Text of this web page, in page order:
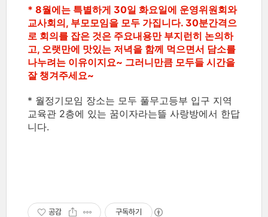
* 8월에는 특별하게 30일 화요일에 운영위원회와
교사회의, 부모모임을 모두 가집니다. 30분간격으
로 회의를 잡은 것은 주요내용만 부지런히 논의하
고, 오랫만에 맛있는 저녁을 함께 먹으면서 담소를
나누려는 이유이지요~ 그러니만큼 모두들 시간을
잘 챙겨주세요~
* 월정기모임 장소는 모두 풀무고등부 입구 지역
교육관 2층에 있는 꿈이자라는뜰 사랑방에서 한답
니다.
공감 구독하기